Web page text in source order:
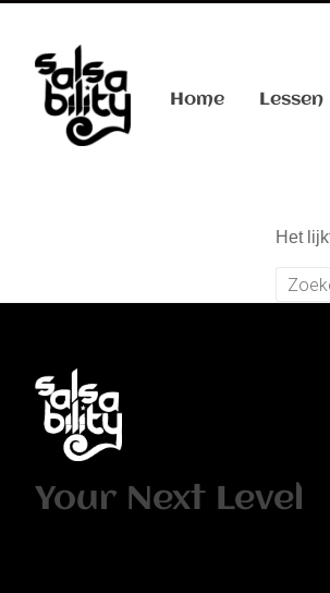
Home Lessen
Het
Your Next Level